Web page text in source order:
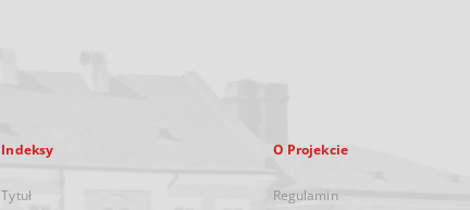
Indeksy
Tytuł
O Projekcie
Regulamin